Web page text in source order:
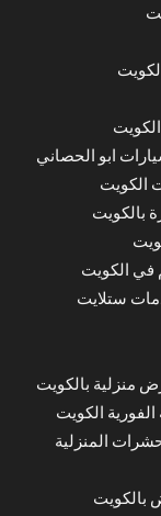
ابو الحصاني
الكويت
بالكويت
في الكويت
ستلايت
منزلية بالكويت
الكويت
المنزلية
بالكويت